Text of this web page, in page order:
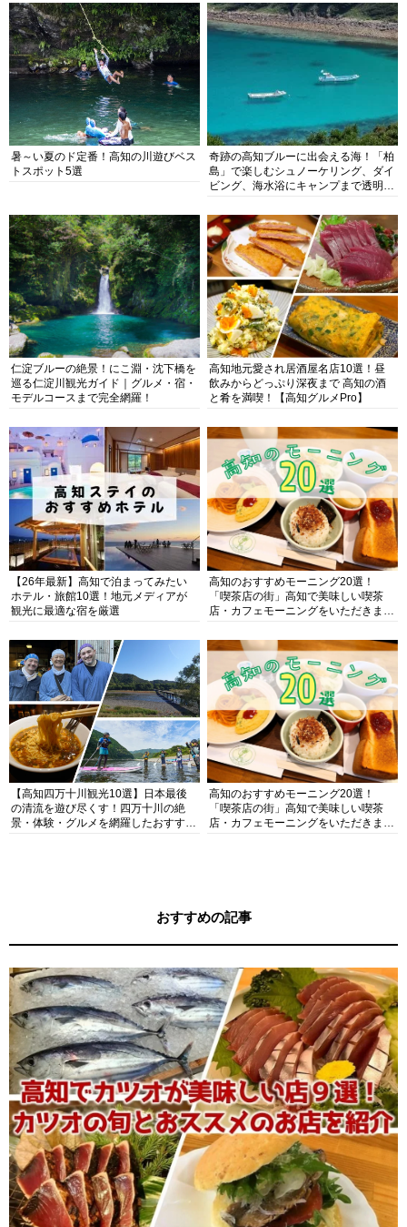
暑～い夏のド定番！高知の川遊びベス
トスポット5選
奇跡の高知ブルーに出会える海！「柏
島」で楽しむシュノーケリング、ダイ
ビング、海水浴にキャンプまで透明度
仁淀ブルーの絶景！にこ淵・沈下橋を
巡る仁淀川観光ガイド｜グルメ・宿・
モデルコースまで完全網羅！
高知地元愛され居酒屋名店10選！昼
飲みからどっぷり深夜まで 高知の酒
と肴を満喫！【高知グルメPro】
【26年最新】高知で泊まってみたい
ホテル・旅館10選！地元メディアが
観光に最適な宿を厳選
高知のおすすめモーニング20選！
「喫茶店の街」高知で美味しい喫茶
店・カフェモーニングをいただきま
【高知四万十川観光10選】日本最後
の清流を遊び尽くす！四万十川の絶
景・体験・グルメを網羅したおすすめ
高知のおすすめモーニング20選！
「喫茶店の街」高知で美味しい喫茶
店・カフェモーニングをいただきま
おすすめの記事